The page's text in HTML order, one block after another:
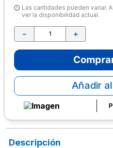
Las cantidades pueden variar.
ver la disponibilidad actual.
＋
－
Añadir
Descripción